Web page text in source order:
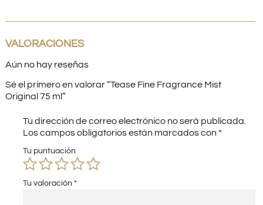
VALORACIONES
Aún no hay reseñas
Sé el primero en valorar “Tease Fine Fragrance Mist
Original 75 ml”
Tu dirección de correo electrónico no será publicada.
Los campos obligatorios están marcados con *
Tu puntuación
Tu valoración *